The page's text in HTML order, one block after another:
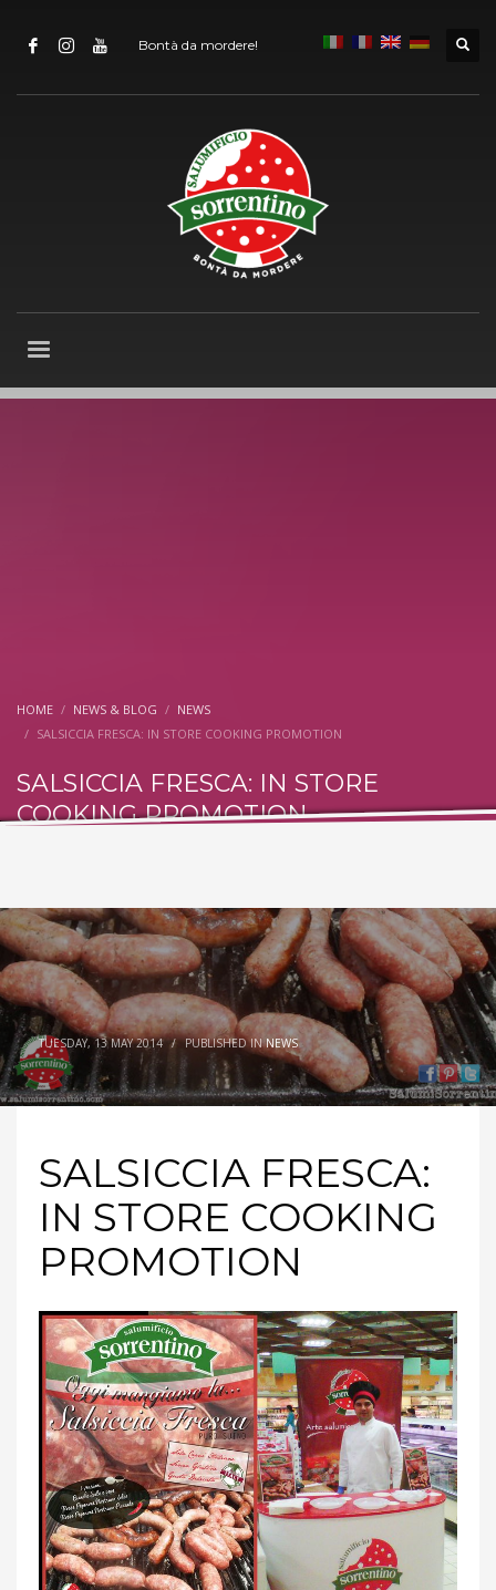
Bontà da mordere!
HOME NEWS & BLOG
NEWS
SALSICCIA FRESCA: IN STORE COOKING PROMOTION
SALSICCIA FRESCA: IN STORE
COOKING PROMOTION
TUESDAY, 13 MAY 2014 / PUBLISHED INNEWS
SALSICCIA FRESCA:
IN STORE COOKING
PROMOTION